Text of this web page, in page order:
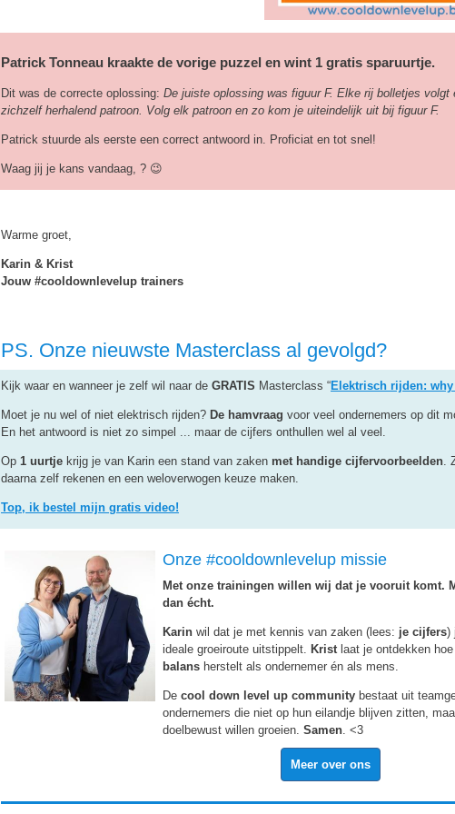
Patrick Tonneau kraakte de vorige puzzel en wint 1 gratis sparuurtje.
Dit was de correcte oplossing: De juiste oplossing was figuur F. Elke rij bolletjes volgt
zichzelf herhalend patroon. Volg elk patroon en zo kom je uiteindelijk uit bij figuur F.
Patrick stuurde als eerste een correct antwoord in. Proficiat en tot snel!
Waag jij je kans vandaag, ? 😉
Warme groet,
Karin & Krist
Jouw #cooldownlevelup trainers
PS. Onze nieuwste Masterclass al gevolgd?
Kijk waar en wanneer je zelf wil naar de GRATIS Masterclass “Elektrisch rijden:
Moet je nu wel of niet elektrisch rijden? De hamvraag voor veel ondernemers op dit
En het antwoord is niet zo simpel ... maar de cijfers onthullen wel al veel.
Op 1 uurtje krijg je van Karin een stand van zaken met handige cijfervoorbeelden.
daarna zelf rekenen en een weloverwogen keuze maken.
Top, ik bestel mijn gratis video!
Onze #cooldownlevelup missie
Met onze trainingen willen wij dat je vooruit komt.
dan écht.
Karin wil dat je met kennis van zaken (lees: je cijfers)
ideale groeiroute uitstippelt. Kristlaat je ontdekken
balans herstelt als ondernemer én als mens.
De cool down level up community bestaat uit
ondernemers die niet op hun eilandje blijven zitten,
doelbewust willen groeien. Samen. <3
Meer over ons